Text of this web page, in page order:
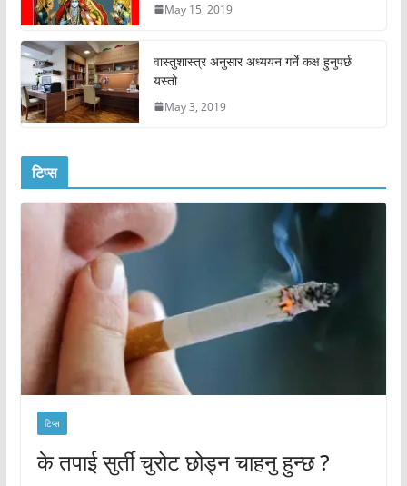
May 15, 2019
वास्तुशास्त्र अनुसार अध्ययन गर्ने कक्ष हुनुपर्छ
यस्तो
May 3, 2019
टिप्स
टिप्स
के तपाई सुर्ती चुरोट छोड्न चाहनु हुन्छ ?